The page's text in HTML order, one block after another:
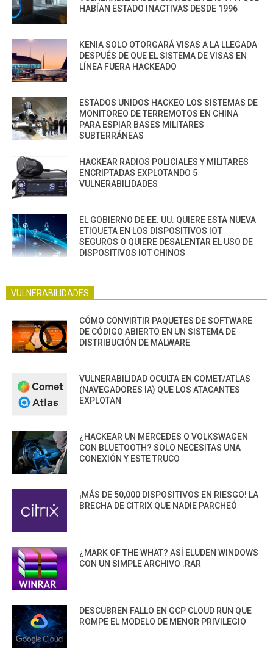
HABÍAN ESTADO INACTIVAS DESDE 1996
KENIA SOLO OTORGARÁ VISAS A LA LLEGADA
DESPUÉS DE QUE EL SISTEMA DE VISAS EN
LÍNEA FUERA HACKEADO
ESTADOS UNIDOS HACKEO LOS SISTEMAS DE
MONITOREO DE TERREMOTOS EN CHINA
PARA ESPIAR BASES MILITARES
SUBTERRÁNEAS
HACKEAR RADIOS POLICIALES Y MILITARES
ENCRIPTADAS EXPLOTANDO 5
VULNERABILIDADES
EL GOBIERNO DE EE. UU. QUIERE ESTA NUEVA
ETIQUETA EN LOS DISPOSITIVOS IOT
SEGUROS O QUIERE DESALENTAR EL USO DE
DISPOSITIVOS IOT CHINOS
VULNERABILIDADES
CÓMO CONVIRTIR PAQUETES DE SOFTWARE
DE CÓDIGO ABIERTO EN UN SISTEMA DE
DISTRIBUCIÓN DE MALWARE
VULNERABILIDAD OCULTA EN COMET/ATLAS
(NAVEGADORES IA) QUE LOS ATACANTES
EXPLOTAN
¿HACKEAR UN MERCEDES O VOLKSWAGEN
CON BLUETOOTH? SOLO NECESITAS UNA
CONEXIÓN Y ESTE TRUCO
¡MÁS DE 50,000 DISPOSITIVOS EN RIESGO! LA
BRECHA DE CITRIX QUE NADIE PARCHEÓ
¿MARK OF THE WHAT? ASÍ ELUDEN WINDOWS
CON UN SIMPLE ARCHIVO .RAR
DESCUBREN FALLO EN GCP CLOUD RUN QUE
ROMPE EL MODELO DE MENOR PRIVILEGIO